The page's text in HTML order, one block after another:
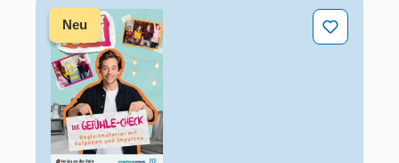
Checker Tobi: Der Gefühle-Check
Neu